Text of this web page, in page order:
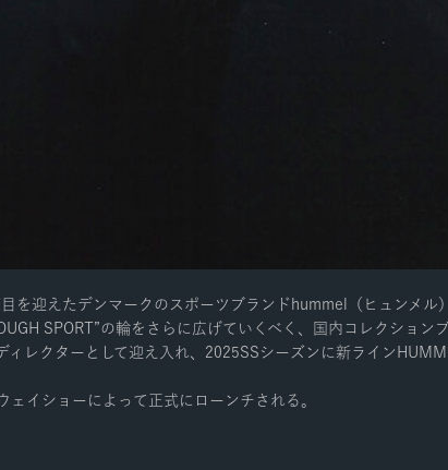
を迎えたデンマークのスポーツブランドhummel（ヒュンメル
SPORT”の輪をさらに広げていくべく、国内コレクション
ィレクターとして迎え入れ、2025SSシーズンに新ライン
イショーによって正式にローンチされる。